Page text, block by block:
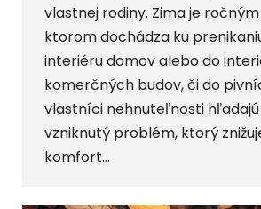
vlastnej rodiny. Zima je
ktorom dochádza ku
interiéru domov alebo do
komerčných budov, či do
vlastníci nehnuteľnosti
vzniknutý problém, ktorý
komfort…